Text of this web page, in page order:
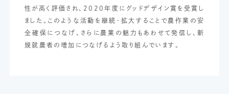
性が高く評価され、2020年度にグッドデザイン賞を受賞し
ました。このような活動を継続・拡大することで農作業の安
全確保につなげ、さらに農業の魅力もあわせて発信し、新
規就農者の増加につなげるよう取り組んでいます。